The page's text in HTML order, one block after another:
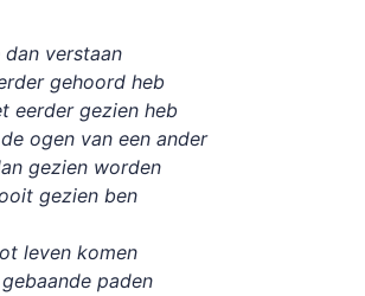
dan verstaan
gehoord heb
eerder gezien heb
ogen van een ander
gezien worden
gezien ben
leven komen
paden